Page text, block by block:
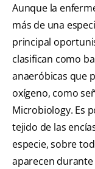
Aunque la
más de una
principal
clasifican como
anaeróbicas que
oxígeno, como
Microbiology. Es
tejido de las
especie, sobre
aparecen durante